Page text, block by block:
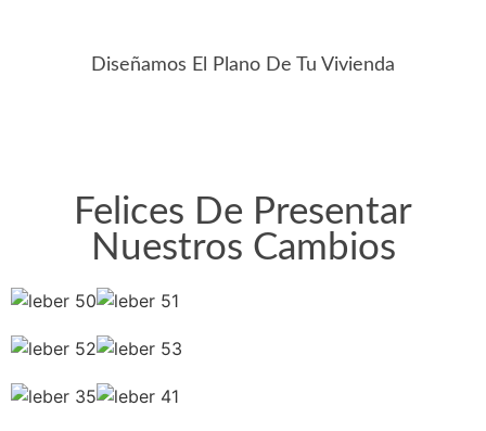
Diseñamos El Plano De Tu Vivienda
Felices De Presentar
Nuestros Cambios